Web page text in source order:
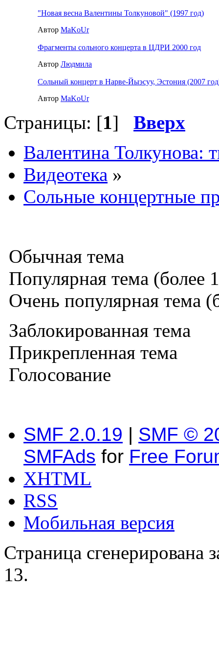
"Новая весна Валентины Толкуновой" (1997 год)
Автор MaKoUr
Фрагменты сольного концерта в ЦДРИ 2000 год
Автор Людмила
Сольный концерт в Нарве-Йыэсуу, Эстония (2007
Автор MaKoUr
Страницы: [1] Вверх
Валентина Толкунова:
Видеотека »
Сольные концертные
Обычная тема
Популярная тема (более
Очень популярная тема
Заблокированная тема
Прикрепленная тема
Голосование
SMF 2.0.19 | SMF ©
SMFAds for Free
XHTML
RSS
Мобильная версия
Страница сгенерирована
13.